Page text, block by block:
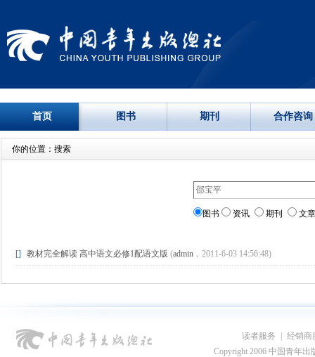
首页 图书 期刊 合作咨询
你的位置：搜索
图书 资讯 期刊 文章
[] 教材完全解读 高中语文必修1配语文版 (admin，2011-6-03 14:56:48)
读者服务
经销商
Copyright 2006 中国青年出